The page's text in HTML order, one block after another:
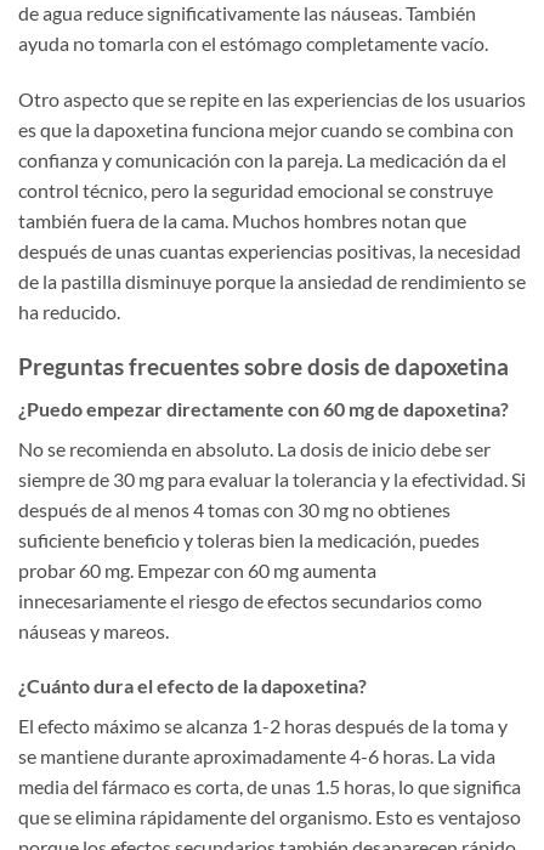
de agua reduce significativamente las náuseas. También
ayuda no tomarla con el estómago completamente vacío.
Otro aspecto que se repite en las experiencias de los usuarios
es que la dapoxetina funciona mejor cuando se combina con
confianza y comunicación con la pareja. La medicación da el
control técnico, pero la seguridad emocional se construye
también fuera de la cama. Muchos hombres notan que
después de unas cuantas experiencias positivas, la necesidad
de la pastilla disminuye porque la ansiedad de rendimiento se
ha reducido.
Preguntas frecuentes sobre dosis de dapoxetina
¿Puedo empezar directamente con 60 mg de dapoxetina?
No se recomienda en absoluto. La dosis de inicio debe ser
siempre de 30 mg para evaluar la tolerancia y la efectividad. Si
después de al menos 4 tomas con 30 mg no obtienes
suficiente beneficio y toleras bien la medicación, puedes
probar 60 mg. Empezar con 60 mg aumenta
innecesariamente el riesgo de efectos secundarios como
náuseas y mareos.
¿Cuánto dura el efecto de la dapoxetina?
El efecto máximo se alcanza 1-2 horas después de la toma y
se mantiene durante aproximadamente 4-6 horas. La vida
media del fármaco es corta, de unas 1.5 horas, lo que significa
que se elimina rápidamente del organismo. Esto es ventajoso